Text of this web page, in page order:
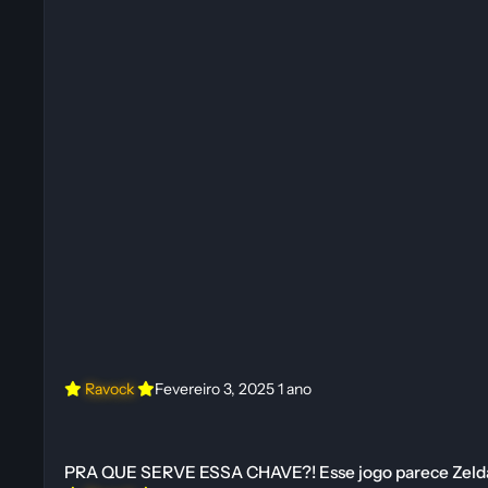
Ravock Fevereiro 3, 20251 ano
PRA QUE SERVE ESSA CHAVE?! Esse jogo parece